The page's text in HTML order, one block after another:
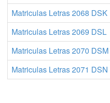
Matriculas Letras 2068 DSK
Matriculas Letras 2069 DSL
Matriculas Letras 2070 DSM
Matriculas Letras 2071 DSN